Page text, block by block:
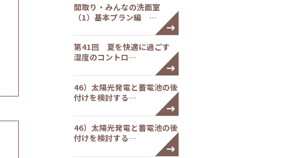
間取り・みんなの洗面室
（1）基本プラン編 …
第41回 夏を快適に過ごす
湿度のコントロ…
46）太陽光発電と蓄電池の後
付けを検討する…
46）太陽光発電と蓄電池の後
付けを検討する…